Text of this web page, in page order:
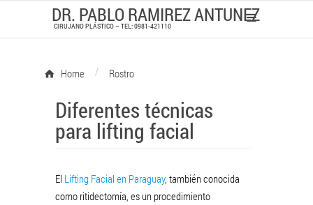
DR. PABLO RAMIREZ ANTUNEZ
CIRUJANO PLÁSTICO – TEL: 0981-421110
Home / Rostro
Diferentes técnicas
para lifting facial
El Lifting Facial en Paraguay, también conocida
como ritidectomía, es un procedimiento